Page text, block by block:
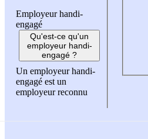
Employeur handi-
engagé
Qu'est-ce qu'un
employeur handi-
engagé ?
Un employeur handi-
engagé est un
employeur reconnu